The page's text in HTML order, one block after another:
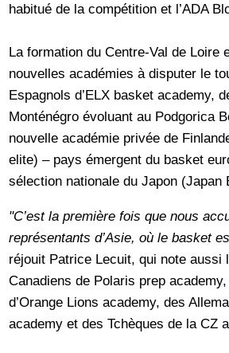
habitué de la compétition et l’ADA
La formation du Centre-Val de Loire
nouvelles académies à disputer le
Espagnols d’ELX basket academy,
Monténégro évoluant au Podgorica
nouvelle académie privée de
elite) – pays émergent du basket
sélection nationale du Japon (Japan
"C’est la première fois que nous
représentants d’Asie, où le basket
réjouit Patrice Lecuit, qui note aussi
Canadiens de Polaris prep
d’Orange Lions academy, des
academy et des Tchèques de la CZ